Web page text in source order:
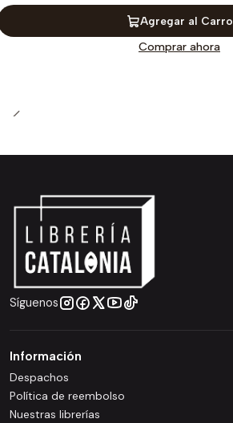
Agregar al Carro
Comprar ahora
Síguenos
Información
Despachos
Política de reembolso
Nuestras librerías